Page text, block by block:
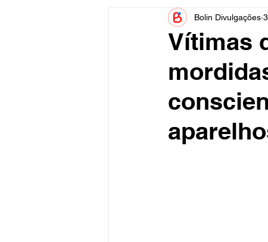
Informe Publicitário
Acidente Tecnologia
Vítimas
Bolin Divulgações